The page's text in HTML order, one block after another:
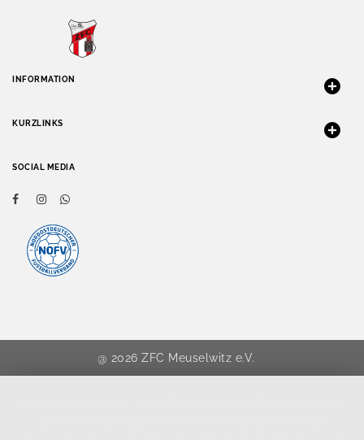
INFORMATION
KURZLINKS
SOCIAL MEDIA
@ 2026 ZFC Meuselwitz e.V.